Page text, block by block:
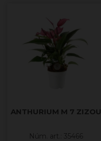
ANTHURIUM M 7 ZIZOU
Núm. art.: 35466